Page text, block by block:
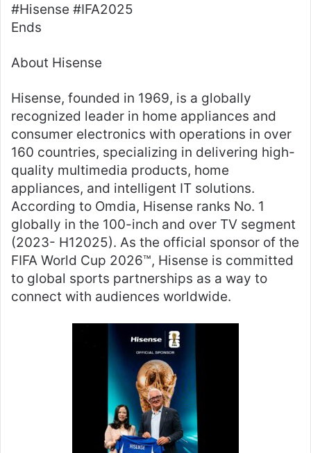
#Hisense #IFA2025
Ends
About Hisense
Hisense, founded in 1969, is a globally
recognized leader in home appliances and
consumer electronics with operations in over
160 countries, specializing in delivering high-
quality multimedia products, home
appliances, and intelligent IT solutions.
According to Omdia, Hisense ranks No. 1
globally in the 100-inch and over TV segment
(2023- H12025). As the official sponsor of the
FIFA World Cup 2026™, Hisense is committed
to global sports partnerships as a way to
connect with audiences worldwide.